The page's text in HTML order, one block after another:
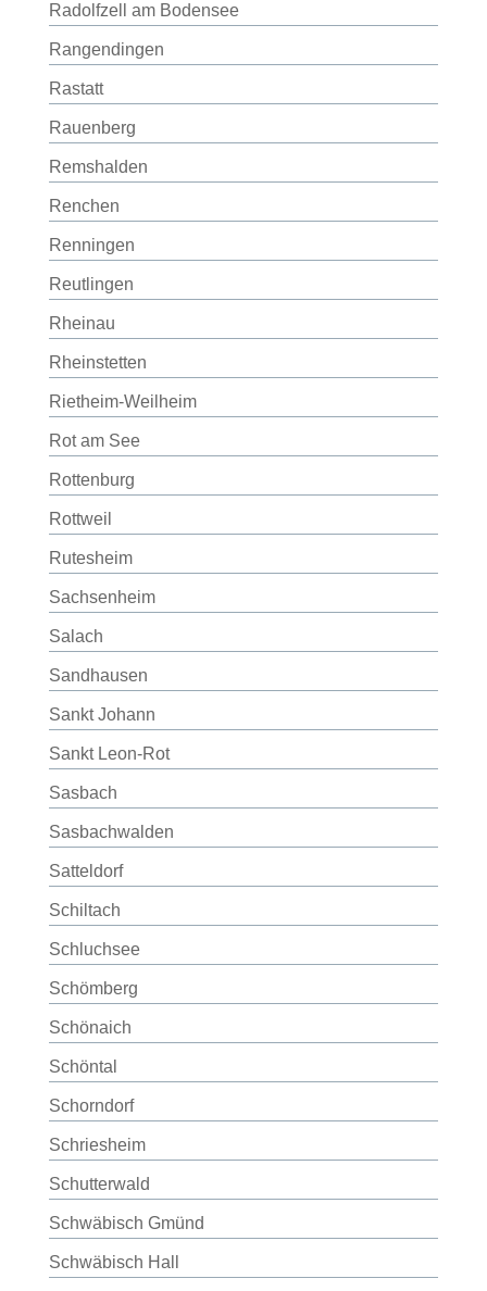
Radolfzell am Bodensee
Rangendingen
Rastatt
Rauenberg
Remshalden
Renchen
Renningen
Reutlingen
Rheinau
Rheinstetten
Rietheim-Weilheim
Rot am See
Rottenburg
Rottweil
Rutesheim
Sachsenheim
Salach
Sandhausen
Sankt Johann
Sankt Leon-Rot
Sasbach
Sasbachwalden
Satteldorf
Schiltach
Schluchsee
Schömberg
Schönaich
Schöntal
Schorndorf
Schriesheim
Schutterwald
Schwäbisch Gmünd
Schwäbisch Hall